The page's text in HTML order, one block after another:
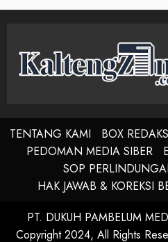
TENTANG KAMI BOX
PEDOMAN MEDIA SIBER
SOP
HAK JAWAB & KOREKSI
PT. DUKUH PAMBELUM
Copyright 2024, All Rights